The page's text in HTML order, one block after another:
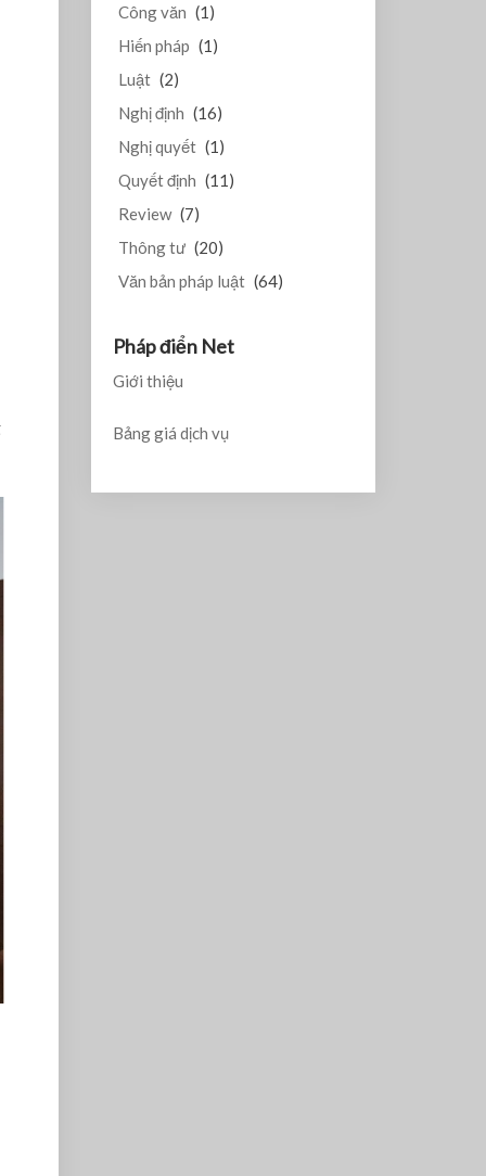
Công văn (1)
Hiến pháp (1)
Luật (2)
Nghị định (16)
Nghị quyết (1)
Quyết định (11)
Review (7)
Thông tư (20)
Văn bản pháp luật (64)
Pháp điển Net
Giới thiệu
Bảng giá dịch vụ